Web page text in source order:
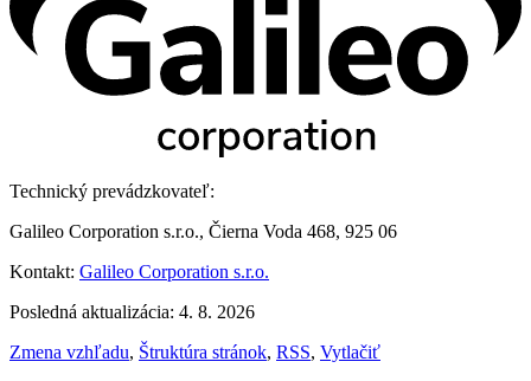
Technický prevádzkovateľ:
Galileo Corporation s.r.o., Čierna Voda 468, 925 06
Kontakt: Galileo Corporation s.r.o.
Posledná aktualizácia: 4. 8. 2026
Zmena vzhľadu, Štruktúra stránok, RSS, Vytlačiť